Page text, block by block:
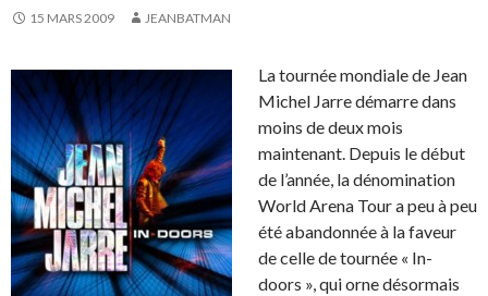
15 MARS 2009 JEANBATMAN
La tournée mondiale de Jean
Michel Jarre démarre dans
moins de deux mois
maintenant. Depuis le début
de l’année, la dénomination
World Arena Tour a peu à peu
été abandonnée à la faveur
de celle de tournée « In-
doors », qui orne désormais